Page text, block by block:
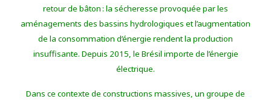
retour de bâton : la sécheresse provoquée par les
aménagements des bassins hydrologiques et l’augmentation
de la consommation d’énergie rendent la production
insuffisante. Depuis 2015, le Brésil importe de l’énergie
électrique.
Dans ce contexte de constructions massives, un groupe de